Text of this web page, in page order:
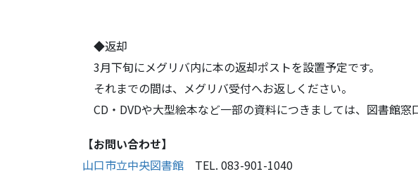
◆返却
3月下旬にメグリバ内に本の返却ポストを設置予定です。
それまでの間は、メグリバ受付へお返しください。
CD・DVDや大型絵本など一部の資料につきましては、図書館窓
【お問い合わせ】
山口市立中央図書館 TEL. 083-901-1040